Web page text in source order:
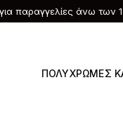
παραγγελίες άνω των
ΠΟΛΥΧΡΩΜΕΣ